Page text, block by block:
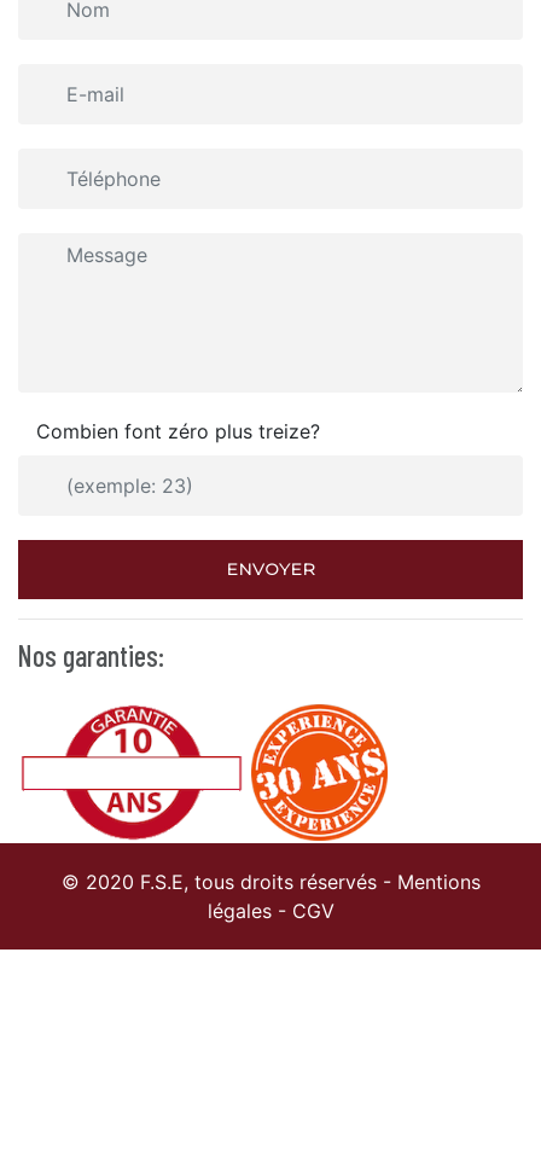
Combien font zéro plus treize?
ENVOYER
Nos garanties:
© 2020 F.S.E, tous droits réservés - Mentions
légales- CGV